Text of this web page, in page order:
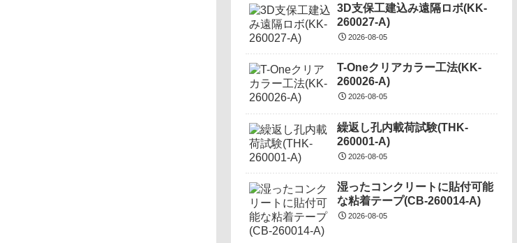
3D支保工建込み遠隔ロボ(KK-
260027-A)
2026-08-05
T-Oneクリアカラー工法(KK-
260026-A)
2026-08-05
繰返し孔内載荷試験(THK-
260001-A)
2026-08-05
湿ったコンクリートに貼付可能
な粘着テープ(CB-260014-A)
2026-08-05